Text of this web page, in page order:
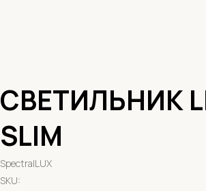
СВЕТИЛЬНИК
SLIM
SpectralLUX
SKU: